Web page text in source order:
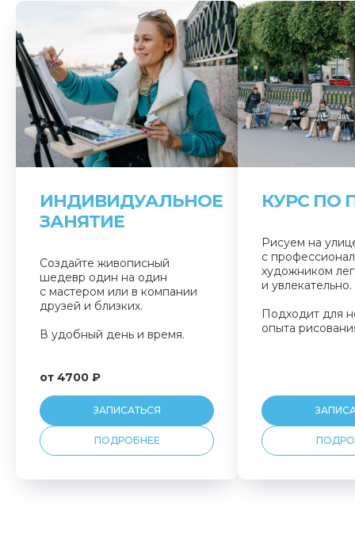
ИНДИВИДУАЛЬНОЕ
ЗАНЯТИЕ
Создайте живописный
шедевр один на один
с мастером или в компании
друзей и близких.
В удобный день и время.
от 4700 ₽
ЗАПИСАТЬСЯ
ПОДРОБНЕЕ
КУРС ПО
Рисуем на
с
художником
и увлекательно.
Подходит для
опыта